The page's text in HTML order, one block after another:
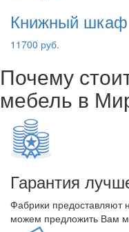
Книжный
11700 руб.
Почему
мебель в
Гарантия
Фабрики
можем предложить Вам